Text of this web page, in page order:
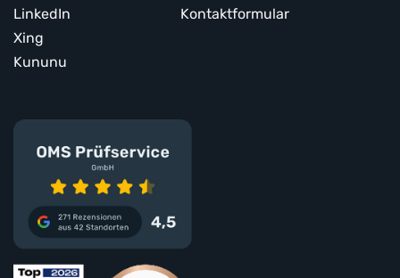
LinkedIn
Xing
Kununu
Kontaktformular